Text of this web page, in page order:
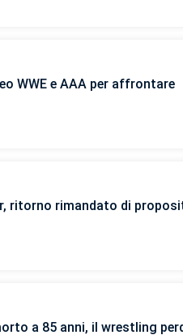
WWE e AAA per affrontare
ritorno rimandato di
a 85 anni, il wrestling